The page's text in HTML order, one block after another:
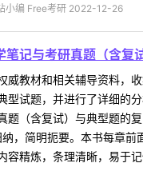
小编 Free考研 2022-12-26
记与考研真题（含复
威教材和相关辅导资料，
型试题，并进行了详细的
题（含复试）与典型题的
，简明扼要。本书每章前
容精炼，条理清晰，易于